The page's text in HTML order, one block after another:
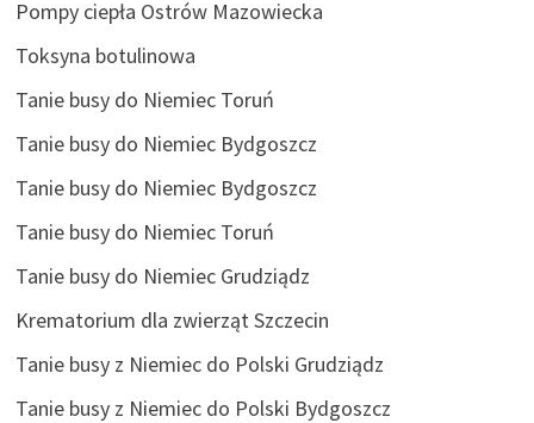
Pompy ciepła Ostrów Mazowiecka
Toksyna botulinowa
Tanie busy do Niemiec Toruń
Tanie busy do Niemiec Bydgoszcz
Tanie busy do Niemiec Bydgoszcz
Tanie busy do Niemiec Toruń
Tanie busy do Niemiec Grudziądz
Krematorium dla zwierząt Szczecin
Tanie busy z Niemiec do Polski Grudziądz
Tanie busy z Niemiec do Polski Bydgoszcz